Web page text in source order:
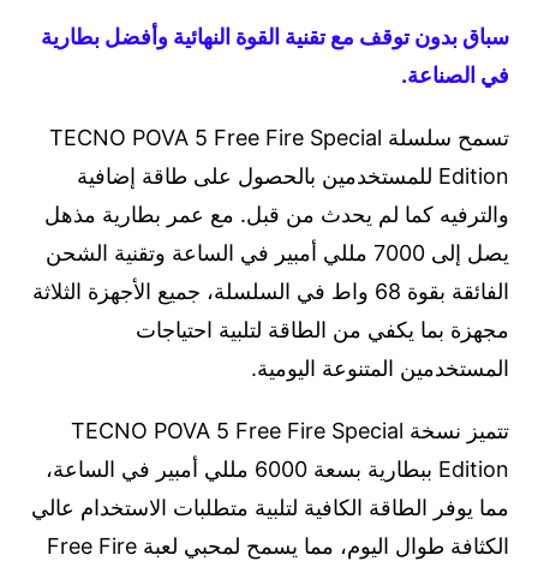
سباق بدون توقف مع تقنية القوة النهائية وأفضل بطارية
في الصناعة.
تسمح سلسلة TECNO POVA 5 Free Fire Special
Edition للمستخدمين بالحصول على طاقة إضافية
والترفيه كما لم يحدث من قبل. مع عمر بطارية مذهل
يصل إلى 7000 مللي أمبير في الساعة وتقنية الشحن
الفائقة بقوة 68 واط في السلسلة، جميع الأجهزة الثلاثة
مجهزة بما يكفي من الطاقة لتلبية احتياجات
المستخدمين المتنوعة اليومية.
تتميز نسخة TECNO POVA 5 Free Fire Special
Edition ببطارية بسعة 6000 مللي أمبير في الساعة،
مما يوفر الطاقة الكافية لتلبية متطلبات الاستخدام عالي
الكثافة طوال اليوم، مما يسمح لمحبي لعبة Free Fire